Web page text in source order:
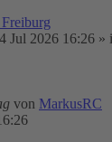
Jul 2026 16:26 »
von MarkusRC